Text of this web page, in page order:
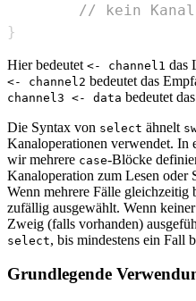
// kein
}
Hier bedeutet <- channel1 das
<- channel2 bedeutet das
channel3 <- data bedeutet
Die Syntax von select ähnelt
Kanaloperationen verwendet. In
wir mehrere case-Blöcke
Kanaloperation zum Lesen oder
Wenn mehrere Fälle
zufällig ausgewählt. Wenn
Zweig (falls vorhanden)
select, bis mindestens ein Fall
Grundlegende